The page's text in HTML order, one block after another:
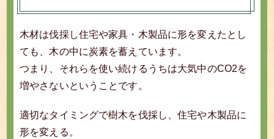
木材は伐採し住宅や家具・木製品に形を変えたとし
ても、木の中に炭素を蓄えています。
つまり、それらを使い続けるうちは大気中のCO2を
増やさないということです。
適切なタイミングで樹木を伐採し、住宅や木製品に
形を変える。